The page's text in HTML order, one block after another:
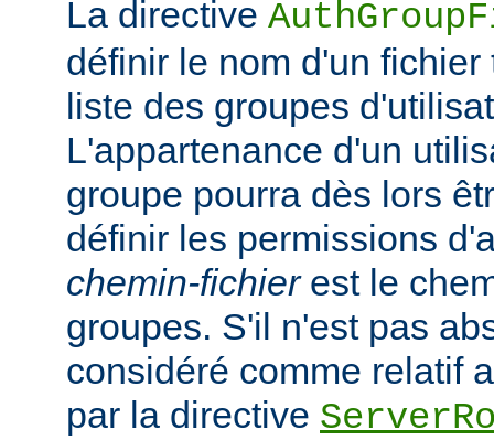
La directive
définir le nom d'un
liste des groupes
L'appartenance d'un
groupe pourra dès lors
définir les permissions
chemin-fichierest le
groupes. S'il n'est pas
considéré comme relatif
par la directive